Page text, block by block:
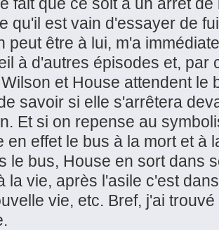
qu'il est vain d'essayer de
peut être à lui, m'a
à d'autres épisodes et, par
et House attendent le
savoir si elle s'arrêtera
Et si on repense au
en effet le bus à la mort et à
le bus, House en sort dans
la vie, après l'asile c'est
vie, etc. Bref, j'ai